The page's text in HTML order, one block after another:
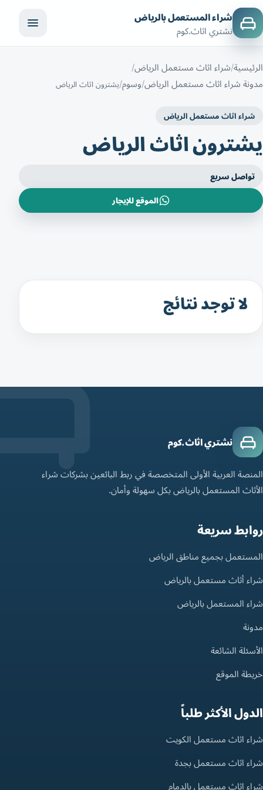
شراء المستعمل بالرياض
نشتري اثاث.كوم
الرئيسية شراء اثاث مستعمل الرياض
مدونة شراء اثاث مستعمل الرياض وسوم يشترون اثاث الرياض
شراء اثاث مستعمل الرياض
يشترون اثاث الرياض
تواصل سريع
الموقع للإيجار
لا توجد نتائج
نشتري اثاث.كوم
المنصة العربية الأولى المتخصصة في ربط البائعين بشركات شراء
الأثاث المستعمل بالرياض بكل سهولة وأمان.
روابط سريعة
المستعمل بجميع مناطق الرياض
شراء أثاث مستعمل بالرياض
شراء المستعمل بالرياض
مدونة
الأسئلة الشائعة
خريطة الموقع
الدول الأكثر طلباً
شراء اثاث مستعمل الكويت
شراء اثاث مستعمل بجدة
شراء اثاث مستعمل بالدمام